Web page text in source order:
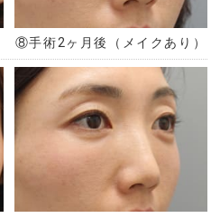
⑧手術2ヶ月後（メイクあり）